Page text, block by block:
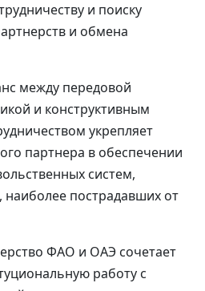
и поиску
и обмена
между передовой
и конструктивным
укрепляет
партнера в обеспечении
систем,
наиболее пострадавших от
ФАО и ОАЭ сочетает
работу с